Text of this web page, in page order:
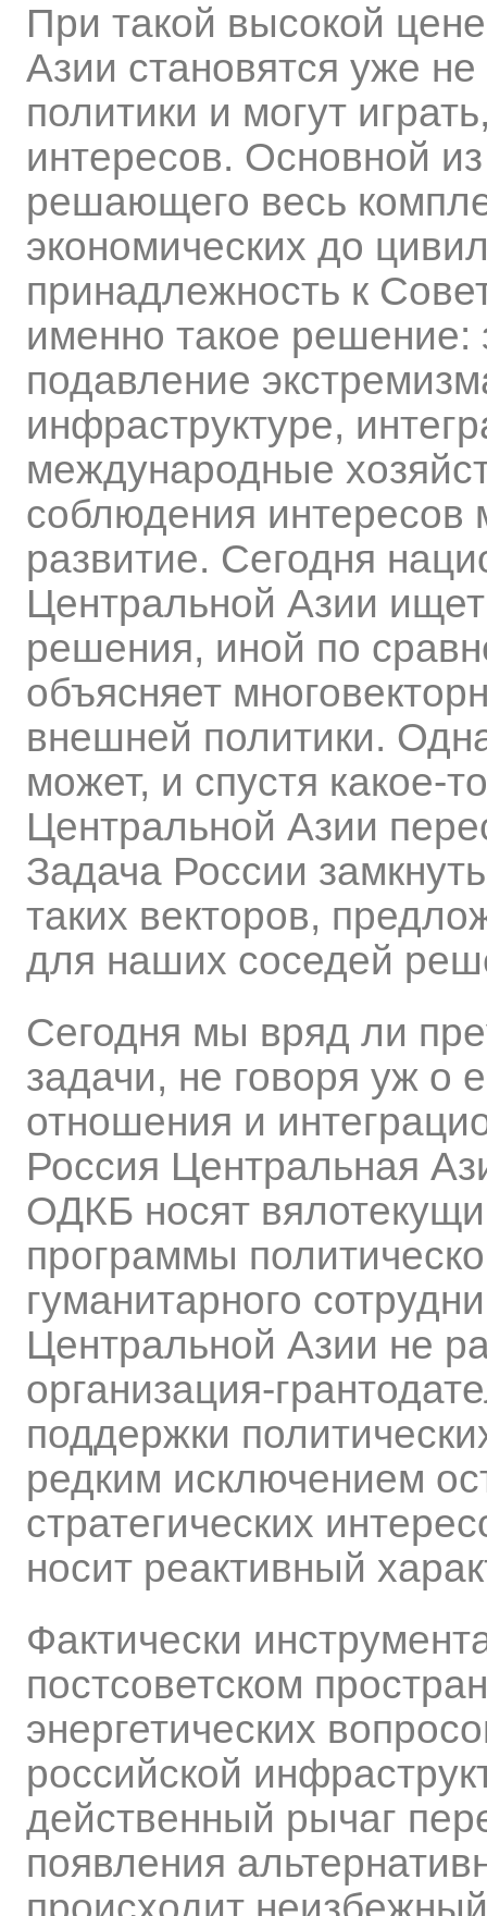
При такой высокой
Азии становятся уже
политики и могут
интересов. Основной
решающего весь
экономических до
принадлежность к
именно такое решение:
подавление
инфраструктуре,
международные
соблюдения интересов
развитие. Сегодня
Центральной Азии
решения, иной по
объясняет
внешней политики.
может, и спустя какое-
Центральной Азии
Задача России
таких векторов,
для наших соседей
Сегодня мы вряд ли
задачи, не говоря уж о
отношения и
Россия Центральная
ОДКБ носят
программы
гуманитарного
Центральной Азии не
организация-
поддержки
редким исключением
стратегических
носит реактивный
Фактически
постсоветском
энергетических
российской
действенный рычаг
появления